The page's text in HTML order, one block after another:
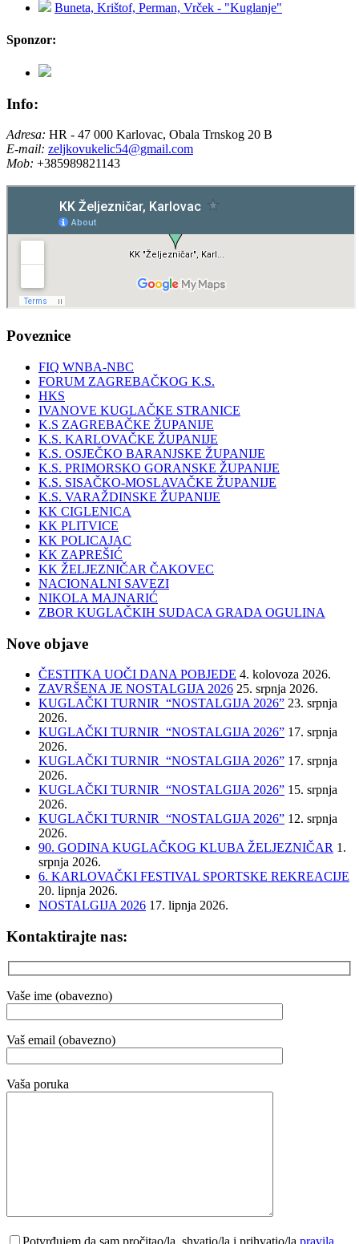
Buneta, Krištof, Perman, Vrček - "Kuglanje"
Sponzor:
Info:
Adresa: HR - 47 000 Karlovac, Obala Trnskog 20 B
E-mail: zeljkovukelic54@gmail.com
Mob: +385989821143
Poveznice
FIQ WNBA-NBC
FORUM ZAGREBAČKOG K.S.
HKS
IVANOVE KUGLAČKE STRANICE
K.S ZAGREBAČKE ŽUPANIJE
K.S. KARLOVAČKE ŽUPANIJE
K.S. OSJEČKO BARANJSKE ŽUPANIJE
K.S. PRIMORSKO GORANSKE ŽUPANIJE
K.S. SISAČKO-MOSLAVAČKE ŽUPANIJE
K.S. VARAŽDINSKE ŽUPANIJE
KK CIGLENICA
KK PLITVICE
KK POLICAJAC
KK ZAPREŠIĆ
KK ŽELJEZNIČAR ČAKOVEC
NACIONALNI SAVEZI
NIKOLA MAJNARIĆ
ZBOR KUGLAČKIH SUDACA GRADA OGULINA
Nove objave
ČESTITKA UOČI DANA POBJEDE 4. kolovoza 2026.
ZAVRŠENA JE NOSTALGIJA 2026 25. srpnja 2026.
KUGLAČKI TURNIR “NOSTALGIJA 2026” 23. srpnja
2026.
KUGLAČKI TURNIR “NOSTALGIJA 2026” 17. srpnja
2026.
KUGLAČKI TURNIR “NOSTALGIJA 2026” 17. srpnja
2026.
KUGLAČKI TURNIR “NOSTALGIJA 2026” 15. srpnja
2026.
KUGLAČKI TURNIR “NOSTALGIJA 2026” 12. srpnja
2026.
90. GODINA KUGLAČKOG KLUBA ŽELJEZNIČAR 1.
srpnja 2026.
6. KARLOVAČKI FESTIVAL SPORTSKE REKREACIJE
20. lipnja 2026.
NOSTALGIJA 2026 17. lipnja 2026.
Kontaktirajte nas:
Vaše ime (obavezno)
Vaš email (obavezno)
Vaša poruka